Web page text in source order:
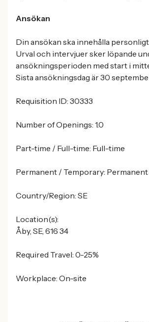
Ansökan
Din ansökan ska innehålla
Urval och intervjuer sker löpande
ansökningsperioden med start i
Sista ansökningsdag är 30
Requisition ID: 30333
Number of Openings: 1.0
Part-time / Full-time: Full-time
Permanent / Temporary: Permanent
Country/Region: SE
Location(s):
Åby, SE, 616 34
Required Travel: 0-25%
Workplace: On-site